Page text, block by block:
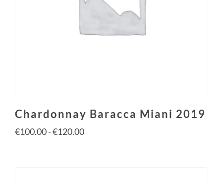
Chardonnay Baracca Miani 2019
€100.00-€120.00